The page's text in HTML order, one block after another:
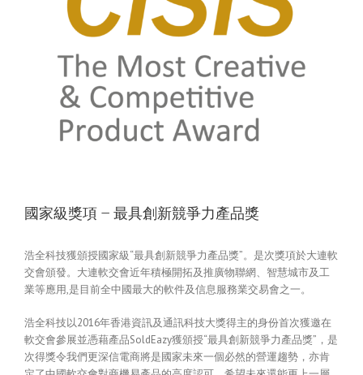
國家級獎項 – 最具創新競爭力產品獎
浩全科技獲頒授國家級“最具創新競爭力產品獎”。是次獎項於大連軟
交會頒發。大連軟交會近年積極開拓及推廣物聯網、智慧城市及工
業等應用,是目前全中國最大的軟件及信息服務業交易會之一。
浩全科技以2016年香港資訊及通訊科技大獎得主的身份首次獲邀在
軟交會參展並憑藉產品SoldEazy獲頒授“最具創新競爭力產品獎”，是
次得獎令我們更深信電商將是國家未來一個必然的營運趨勢，亦肯